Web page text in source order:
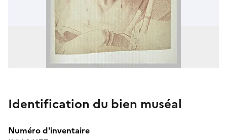
Identification du bien muséal
Numéro d'inventaire